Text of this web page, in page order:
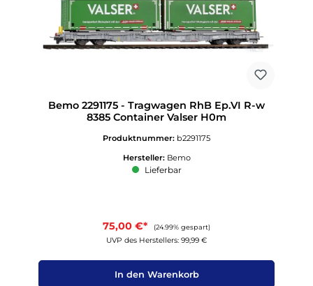
Bemo 2291175 - Tragwagen RhB Ep.VI R-w
8385 Container Valser H0m
Produktnummer: b2291175
Hersteller: Bemo
Lieferbar
75,00 €* (24.99% gespart)
UVP des Herstellers: 99,99 €
In den Warenkorb